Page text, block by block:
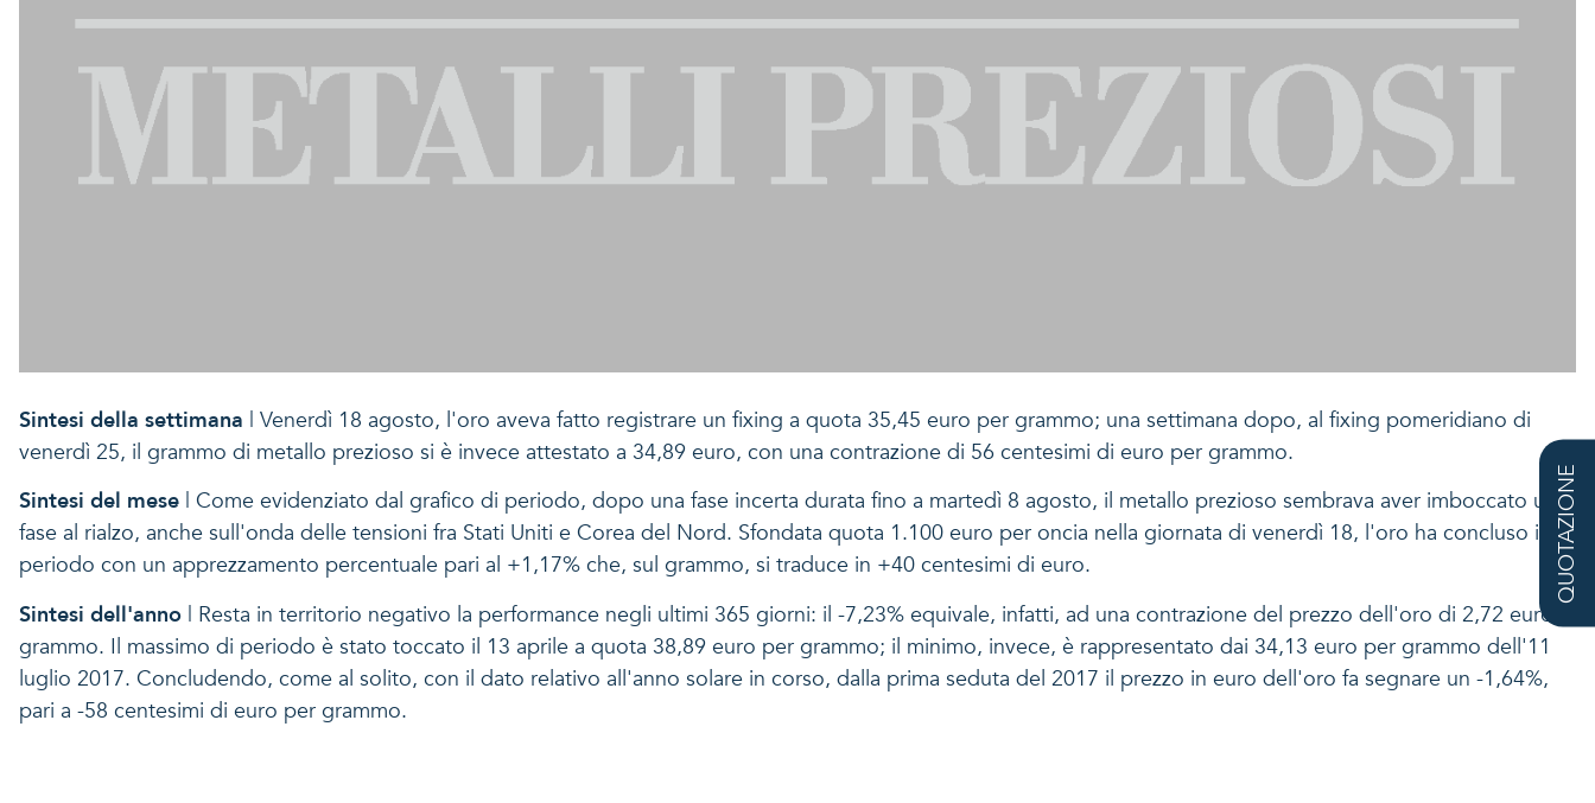
Sintesi della settimana | Venerdì 18 agosto, l'oro aveva fatto registrare un fixing a quota 35,45 euro per grammo; una settimana dopo, al fixing pomeridiano di
venerdì 25, il grammo di metallo prezioso si è invece attestato a 34,89 euro, con una contrazione di 56 centesimi di euro per grammo.
Sintesi del mese | Come evidenziato dal grafico di periodo, dopo una fase incerta durata fino a martedì 8 agosto, il metallo prezioso sembrava aver imboccato una
fase al rialzo, anche sull'onda delle tensioni fra Stati Uniti e Corea del Nord. Sfondata quota 1.100 euro per oncia nella giornata di venerdì 18, l'oro ha concluso il
periodo con un apprezzamento percentuale pari al +1,17% che, sul grammo, si traduce in +40 centesimi di euro.
Sintesi dell'anno | Resta in territorio negativo la performance negli ultimi 365 giorni: il -7,23% equivale, infatti, ad una contrazione del prezzo dell'oro di 2,72 euro al
grammo. Il massimo di periodo è stato toccato il 13 aprile a quota 38,89 euro per grammo; il minimo, invece, è rappresentato dai 34,13 euro per grammo dell'11
luglio 2017. Concludendo, come al solito, con il dato relativo all'anno solare in corso, dalla prima seduta del 2017 il prezzo in euro dell'oro fa segnare un -1,64%,
pari a -58 centesimi di euro per grammo.
QUOTAZIONE